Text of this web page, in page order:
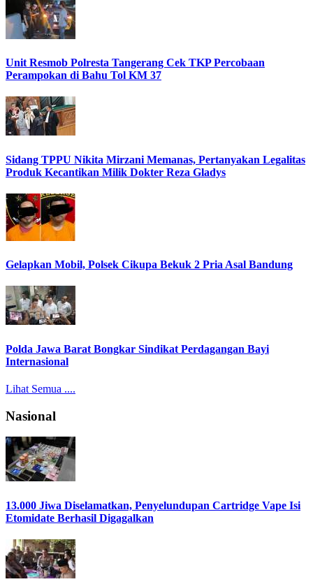
Unit Resmob Polresta Tangerang Cek TKP Percobaan
Perampokan di Bahu Tol KM 37
Sidang TPPU Nikita Mirzani Memanas, Pertanyakan Legalitas
Produk Kecantikan Milik Dokter Reza Gladys
Gelapkan Mobil, Polsek Cikupa Bekuk 2 Pria Asal Bandung
Polda Jawa Barat Bongkar Sindikat Perdagangan Bayi
Internasional
Lihat Semua ....
Nasional
13.000 Jiwa Diselamatkan, Penyelundupan Cartridge Vape Isi
Etomidate Berhasil Digagalkan